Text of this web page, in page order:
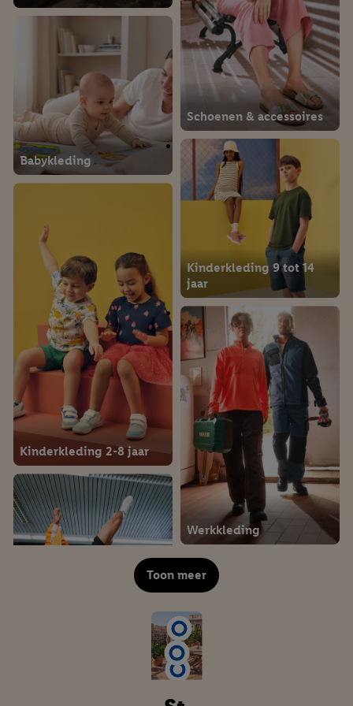
Schoenen & accessoires
Babykleding
Kinderkleding 2-8 jaar
Kinderkleding 9 tot 14
jaar
Werkkleding
Toon meer